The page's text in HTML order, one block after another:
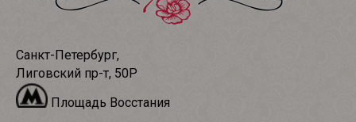
Санкт-Петербург,
Лиговский пр-т, 50Р
Площадь Восстания